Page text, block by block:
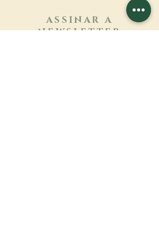
ASSINAR A
NEWSLETTER